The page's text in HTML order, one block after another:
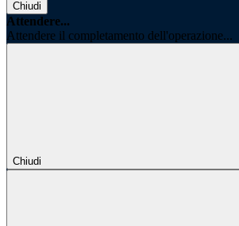
Chiudi
Attendere...
Attendere il completamento dell'operazione...
Chiudi